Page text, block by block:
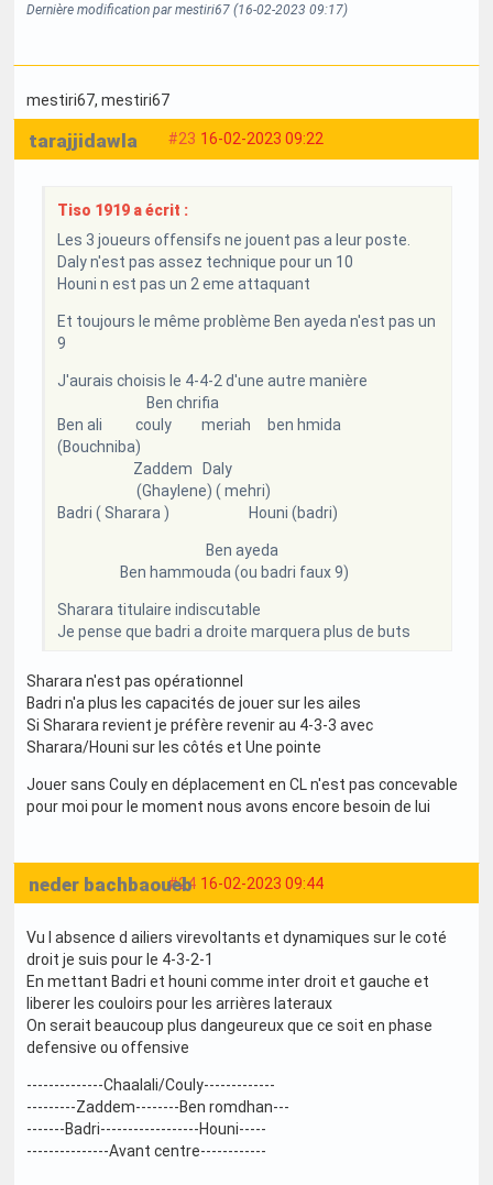
Dernière modification par mestiri67 (16-02-2023 09:17)
mestiri67, mestiri67
#23 16-02-2023 09:22
tarajjidawla
Tiso 1919 a écrit :
Les 3 joueurs offensifs ne jouent pas a leur poste.
Daly n'est pas assez technique pour un 10
Houni n est pas un 2 eme attaquant
Et toujours le même problème Ben ayeda n'est pas un
9
J'aurais choisis le 4-4-2 d'une autre manière
Ben chrifia
Ben ali couly meriah ben hmida
(Bouchniba)
Zaddem Daly
(Ghaylene) ( mehri)
Badri ( Sharara ) Houni (badri)
Ben ayeda
Ben hammouda (ou badri faux 9)
Sharara titulaire indiscutable
Je pense que badri a droite marquera plus de buts
Sharara n'est pas opérationnel
Badri n'a plus les capacités de jouer sur les ailes
Si Sharara revient je préfère revenir au 4-3-3 avec
Sharara/Houni sur les côtés et Une pointe
Jouer sans Couly en déplacement en CL n'est pas concevable
pour moi pour le moment nous avons encore besoin de lui
#24 16-02-2023 09:44
neder bachbaoueb
Vu l absence d ailiers virevoltants et dynamiques sur le coté
droit je suis pour le 4-3-2-1
En mettant Badri et houni comme inter droit et gauche et
liberer les couloirs pour les arrières lateraux
On serait beaucoup plus dangeureux que ce soit en phase
defensive ou offensive
--------------Chaalali/Couly-------------
---------Zaddem--------Ben romdhan---
-------Badri------------------Houni-----
---------------Avant centre------------